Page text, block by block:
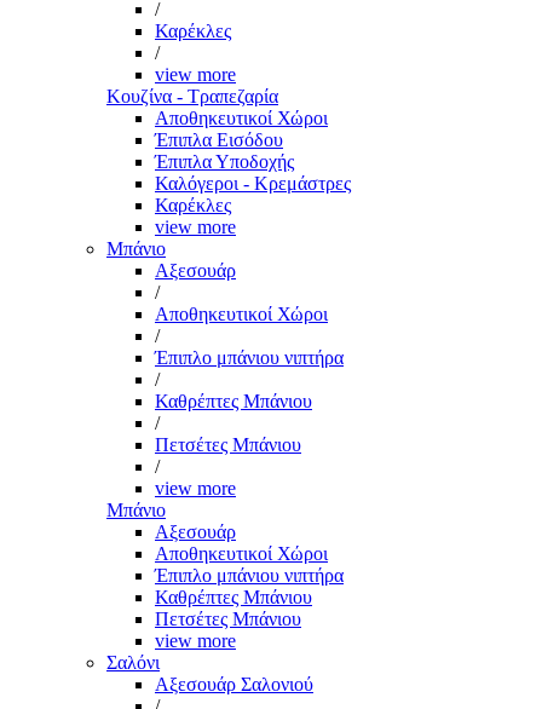
/
Καρέκλες
/
view more
Κουζίνα - Τραπεζαρία
Αποθηκευτικοί Χώροι
Έπιπλα Εισόδου
Έπιπλα Υποδοχής
Καλόγεροι - Κρεμάστρες
Καρέκλες
view more
Μπάνιο
Αξεσουάρ
/
Αποθηκευτικοί Χώροι
/
Έπιπλο μπάνιου νιπτήρα
/
Καθρέπτες Μπάνιου
/
Πετσέτες Μπάνιου
/
view more
Μπάνιο
Αξεσουάρ
Αποθηκευτικοί Χώροι
Έπιπλο μπάνιου νιπτήρα
Καθρέπτες Μπάνιου
Πετσέτες Μπάνιου
view more
Σαλόνι
Αξεσουάρ Σαλονιού